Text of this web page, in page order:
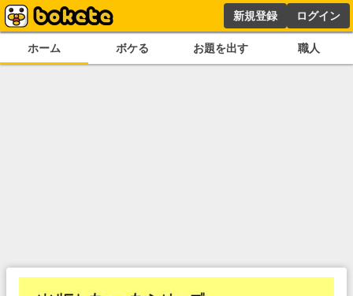
新規登録 ログイン
ホーム ボケる お題を出す 職人